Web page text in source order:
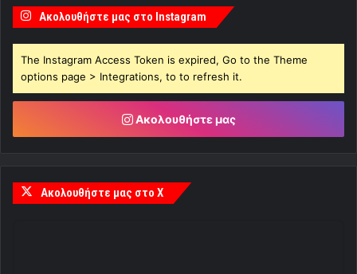
Ακολουθήστε μας στο Instagram
The Instagram Access Token is expired, Go to the Theme
options page > Integrations, to to refresh it.
Ακολουθήστε μας
Ακολουθήστε μας στο X